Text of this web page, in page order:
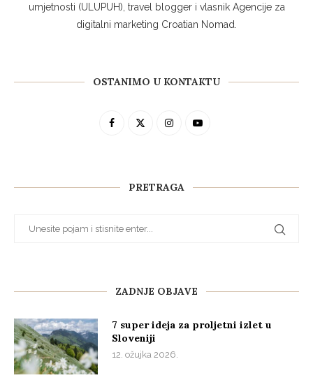
umjetnosti (ULUPUH), travel blogger i vlasnik Agencije za
digitalni marketing Croatian Nomad.
OSTANIMO U KONTAKTU
PRETRAGA
ZADNJE OBJAVE
7 super ideja za proljetni izlet u
Sloveniji
12. ožujka 2026.